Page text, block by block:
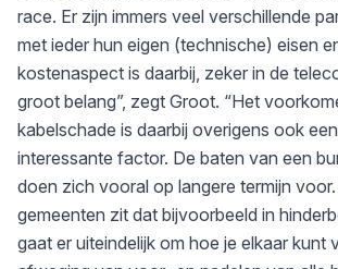
race. Er zijn immers veel verschillende
met ieder hun eigen (technische) eisen
kostenaspect is daarbij, zeker in de
groot belang”, zegt Groot. “Het
kabelschade is daarbij overigens ook
interessante factor. De baten van een
doen zich vooral op langere termijn
gemeenten zit dat bijvoorbeeld in
gaat er uiteindelijk om hoe je elkaar kunt